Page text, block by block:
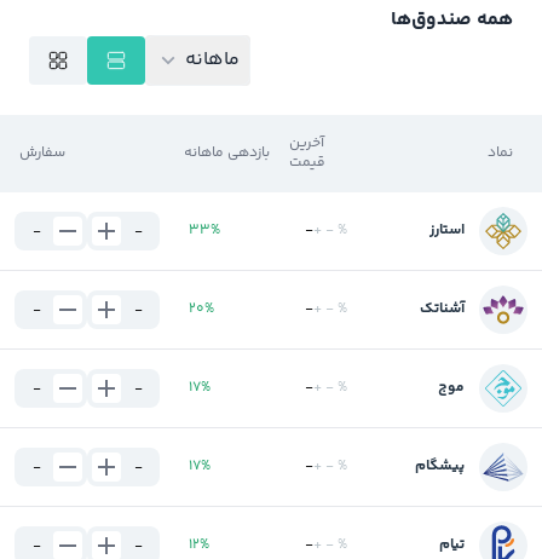
همه صندوق‌ها
ماهانه
نماد
آخرین
قیمت
بازدهی ماهانه سفارش
استارز -+ - %
33%
-
-
آشناتک -+ - %
20%
-
-
موج -+ - %
17%
-
-
پیشگام -+ - %
17%
-
-
تیام -+ - %
12%
-
-